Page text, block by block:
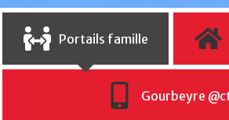
Portails famille
Gourbeyre